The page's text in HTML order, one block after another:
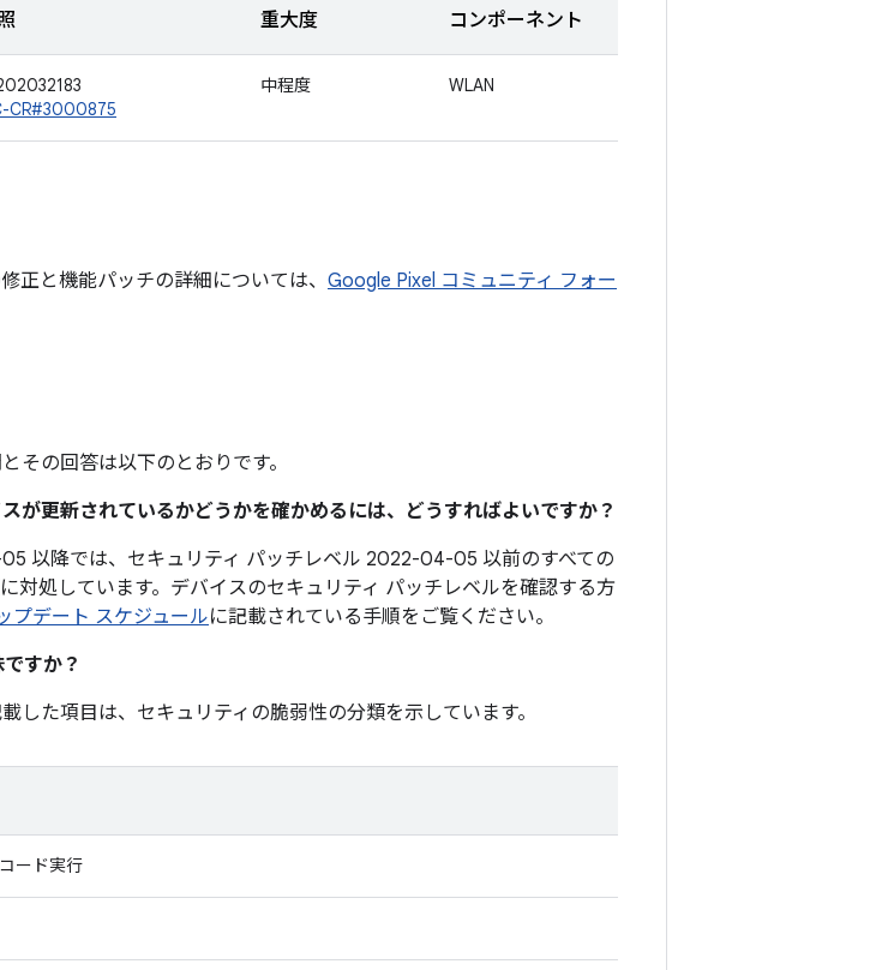
重大度 コンポーネント
CR#3000875
中程度 WLAN
正と機能パッチの詳細については、 Google Pixel コミュニティ フォー
その回答は以下のとおりです。
が更新されているかどうかを確かめるには、どうすればよいですか？
以降では、セキュリティ パッチレベル 2022-04-05 以前のすべての
対処しています。デバイスのセキュリティ パッチレベルを確認する方
プデート スケジュールに記載されている手順をご覧ください。
すか？
した項目は、セキュリティの脆弱性の分類を示しています。
ード実行